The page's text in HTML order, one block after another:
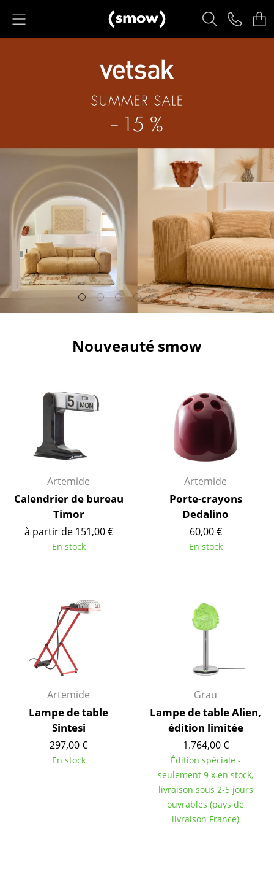
Chaises de cuisine & salle à manger
Fauteuils
Fauteuils lounge
Chaises
Chaises cantilever
Chaises et Tabourets de bar
Tabourets
Bancs & Chaises longues
Chaises de jardin
Chaises à bascule
Chaises de bureau
Chaises de conférence
Pièces détachées
... voir tous les sièges
Tables basses
Bureaux & Secrétaires
Secrétaires & Tables PC
Tables de conférence et Pupitres
Tables hautes & Pupitres
Tables enfants
Table de jardin
Nouveauté smow
Artemide
Calendrier de bureau
Timor
à partir de 151,00 €
En stock
Artemide
Porte-crayons
Dedalino
60,00 €
En stock
Artemide
Lampe de table
Sintesi
297,00 €
En stock
Grau
Lampe de table Alien,
édition limitée
1.764,00 €
Édition spéciale -
seulement 9 x en stock,
livraison sous 2-5 jours
ouvrables (pays de
livraison France)